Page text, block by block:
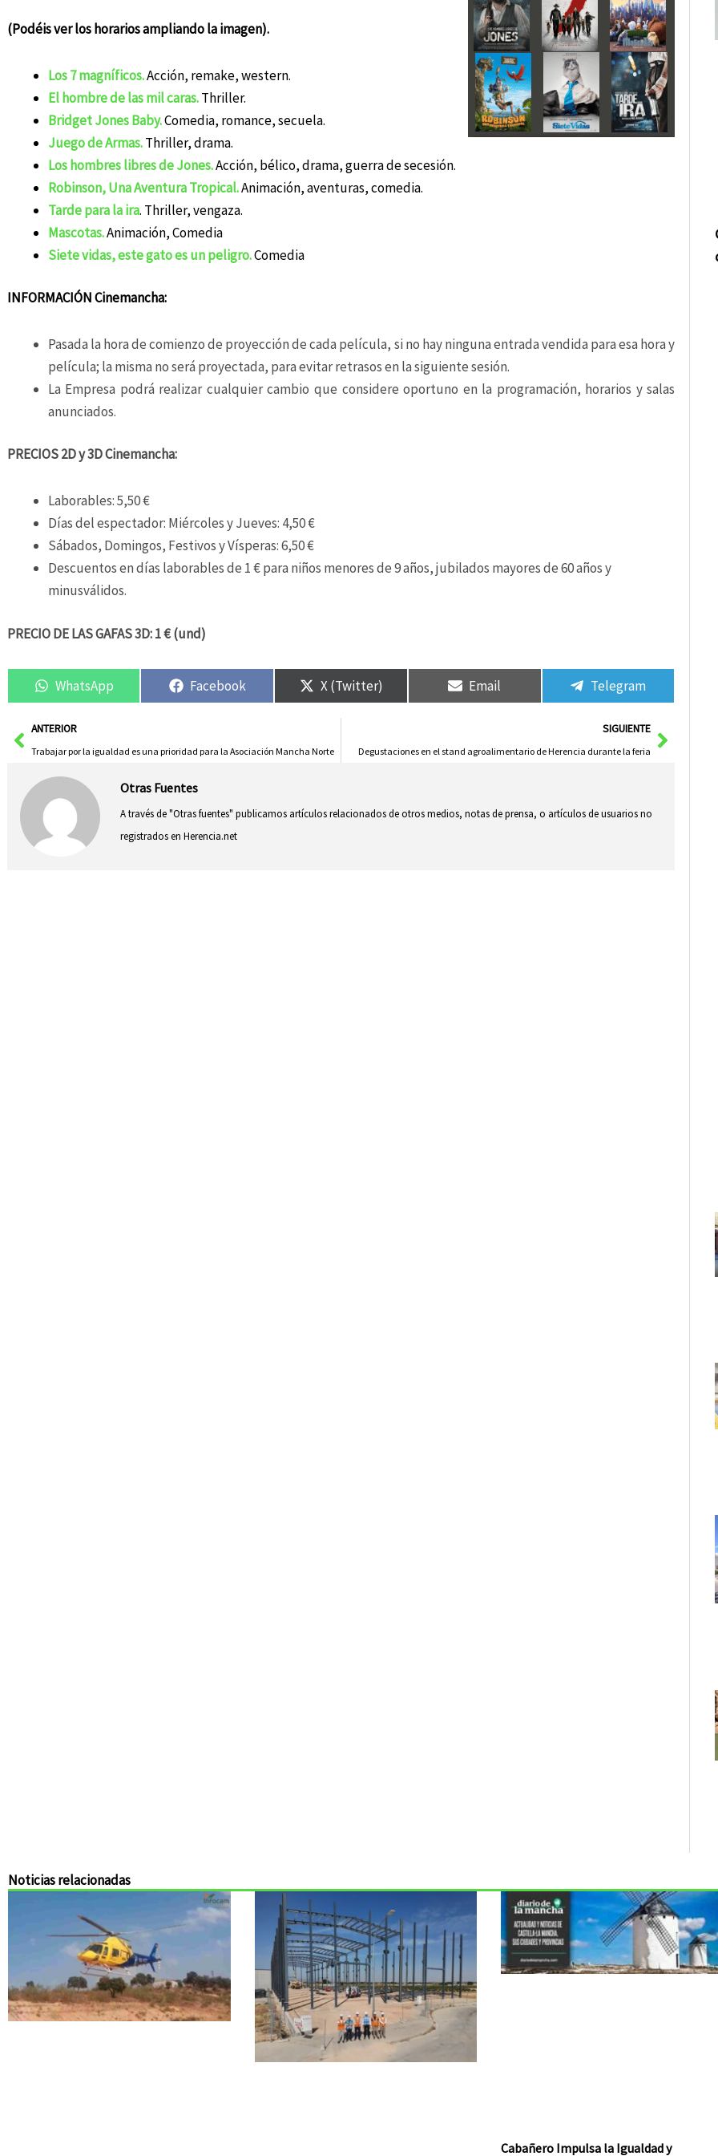
(Podéis ver los horarios ampliando la imagen).
Los 7 magníficos.Acción, remake, western.
El hombre de las mil caras.Thriller.
Bridget Jones Baby.Comedia, romance, secuela.
Juego de Armas.Thriller, drama.
Los hombres libres de Jones.Acción, bélico, drama, guerra de secesión.
Robinson, Una Aventura Tropical.Animación, aventuras, comedia.
Tarde para la ira. Thriller, vengaza.
Mascotas.Animación, Comedia
Siete vidas, este gato es un peligro.Comedia
INFORMACIÓN Cinemancha:
Pasada la hora de comienzo de proyección de cada película, si no hay ninguna entrada vendida para esa hora y
película; la misma no será proyectada, para evitar retrasos en la siguiente sesión.
La Empresa podrá realizar cualquier cambio que considere oportuno en la programación, horarios y salas
anunciados.
PRECIOS 2D y 3D Cinemancha:
Laborables: 5,50 €
Días del espectador: Miércoles y Jueves: 4,50 €
Sábados, Domingos, Festivos y Vísperas: 6,50 €
Descuentos en días laborables de 1 € para niños menores de 9 años, jubilados mayores de 60 años y
minusválidos.
PRECIO DE LAS GAFAS 3D: 1 € (und)
WhatsApp Facebook X (Twitter) Email Telegram
AntANTERIOR
Trabajar por la igualdad es una prioridad para la Asociación Mancha Norte
SIGUIENTE
Degustaciones en el stand agroalimentario de Herencia durante la feria
Otras Fuentes
A través de "Otras fuentes" publicamos artículos relacionados de otros medios, notas de prensa, o artículos de usuarios no
registrados en Herencia.net
Noticias relacionadas
Cabañero Impulsa la Igualdad y